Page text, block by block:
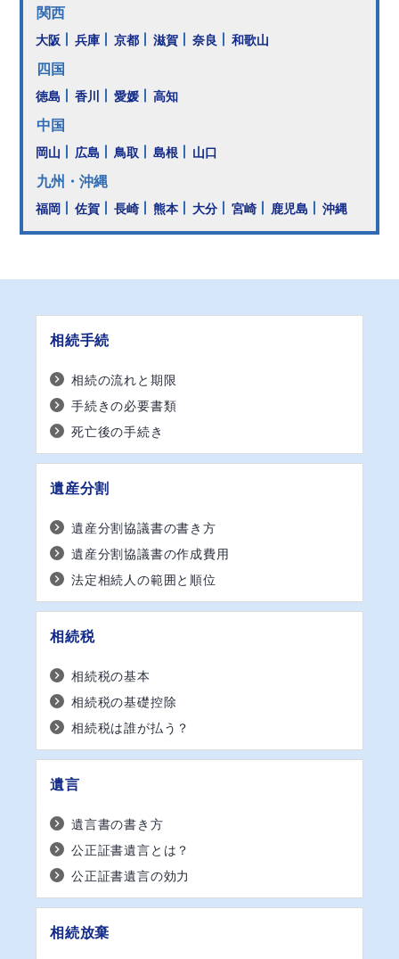
関西
大阪 兵庫 京都 滋賀 奈良 和歌山
四国
徳島 香川 愛媛 高知
中国
岡山 広島 鳥取 島根 山口
九州・沖縄
福岡 佐賀 長崎 熊本 大分 宮崎 鹿児島 沖縄
相続手続
相続の流れと期限
手続きの必要書類
死亡後の手続き
遺産分割
遺産分割協議書の書き方
遺産分割協議書の作成費用
法定相続人の範囲と順位
相続税
相続税の基本
相続税の基礎控除
相続税は誰が払う？
遺言
遺言書の書き方
公正証書遺言とは？
公正証書遺言の効力
相続放棄